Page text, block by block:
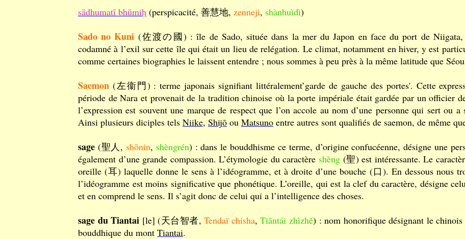
sādhumatī bhūmiḥ (perspicacité, 善慧地, zenneji, shànhuìdì)
Sado no Kuni (佐渡の國) : île de Sado, située dans la mer du Japon en face du port de
codamné à l’exil sur cette île qui était un lieu de relégation. Le climat, notamment en hiver, y est
comme certaines biographies le laissent entendre ; nous sommes à peu près à la même latitude que
Saemon (左衞門) : terme japonais signifiant littéralement’garde de gauche des portes'. Cette
période de Nara et provenait de la tradition chinoise où la porte impériale était gardée par un officier
l’expression est souvent une marque de respect que l’on accole au nom d’une personne qui sert ou
Ainsi plusieurs diciples tels Niike, Shijō ou Matsuno entre autres sont qualifiés de saemon, de même
sage (聖人, shōnin, shèngrén) : dans le bouddhisme ce terme, d’origine confucéenne, désigne une
également d’une grande compassion. L’étymologie du caractère shèng (聖) est intéressante. Le
oreille (耳) laquelle donne le sens à l’idéogramme, et à droite d’une bouche (口). En dessous nous
l’idéogramme est moins significative que phonétique. L’oreille, qui est la clef du caractère, désigne
et en comprend le sens. Il s’agit donc de celui qui a l’intelligence des choses.
sage du Tiantai [le] (天台智者,Tendaï chisha,Tiāntái zhìzhě) : nom honorifique désignant le chinois
bouddhique du mont Tiantai.